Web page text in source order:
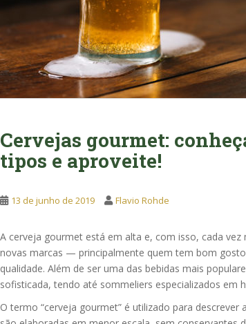
Cervejas gourmet:
tipos e aproveite!
13 de junho de 2019 Flavio Rohde
A cerveja gourmet está em alta e, com isso, cada
novas marcas — principalmente quem tem bom
qualidade. Além de ser uma das bebidas mais
sofisticada, tendo até sommeliers especializados em
O termo “cerveja gourmet” é utilizado para descrever